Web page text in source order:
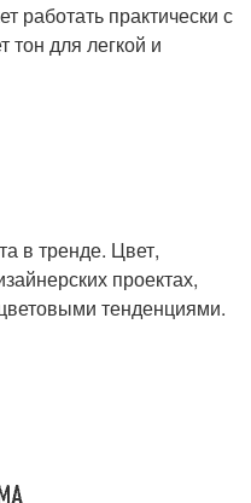
работать практически с
тон для легкой и
в тренде. Цвет,
проектах,
тенденциями.